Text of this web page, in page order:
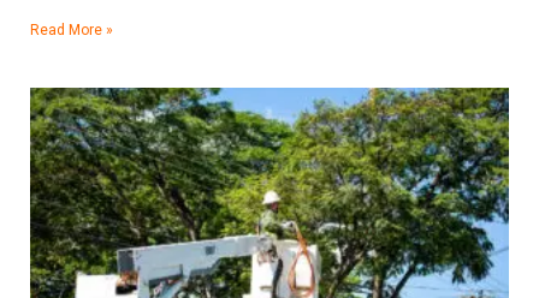
Read More »